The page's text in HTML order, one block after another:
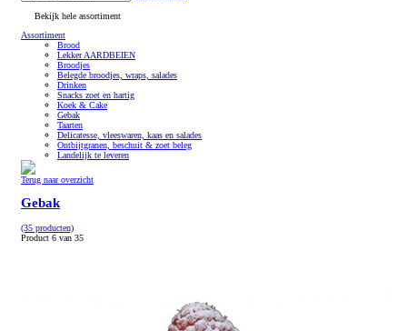
Bekijk hele assortiment
Assortiment
Brood
Lekker AARDBEIEN
Broodjes
Belegde broodjes, wraps, salades
Drinken
Snacks zoet en hartig
Koek & Cake
Gebak
Taarten
Delicatesse, vleeswaren, kaas en salades
Ontbijtgranen, beschuit & zoet beleg
Landelijk te leveren
Terug naar overzicht
Gebak
(35 producten)
Product 6 van 35